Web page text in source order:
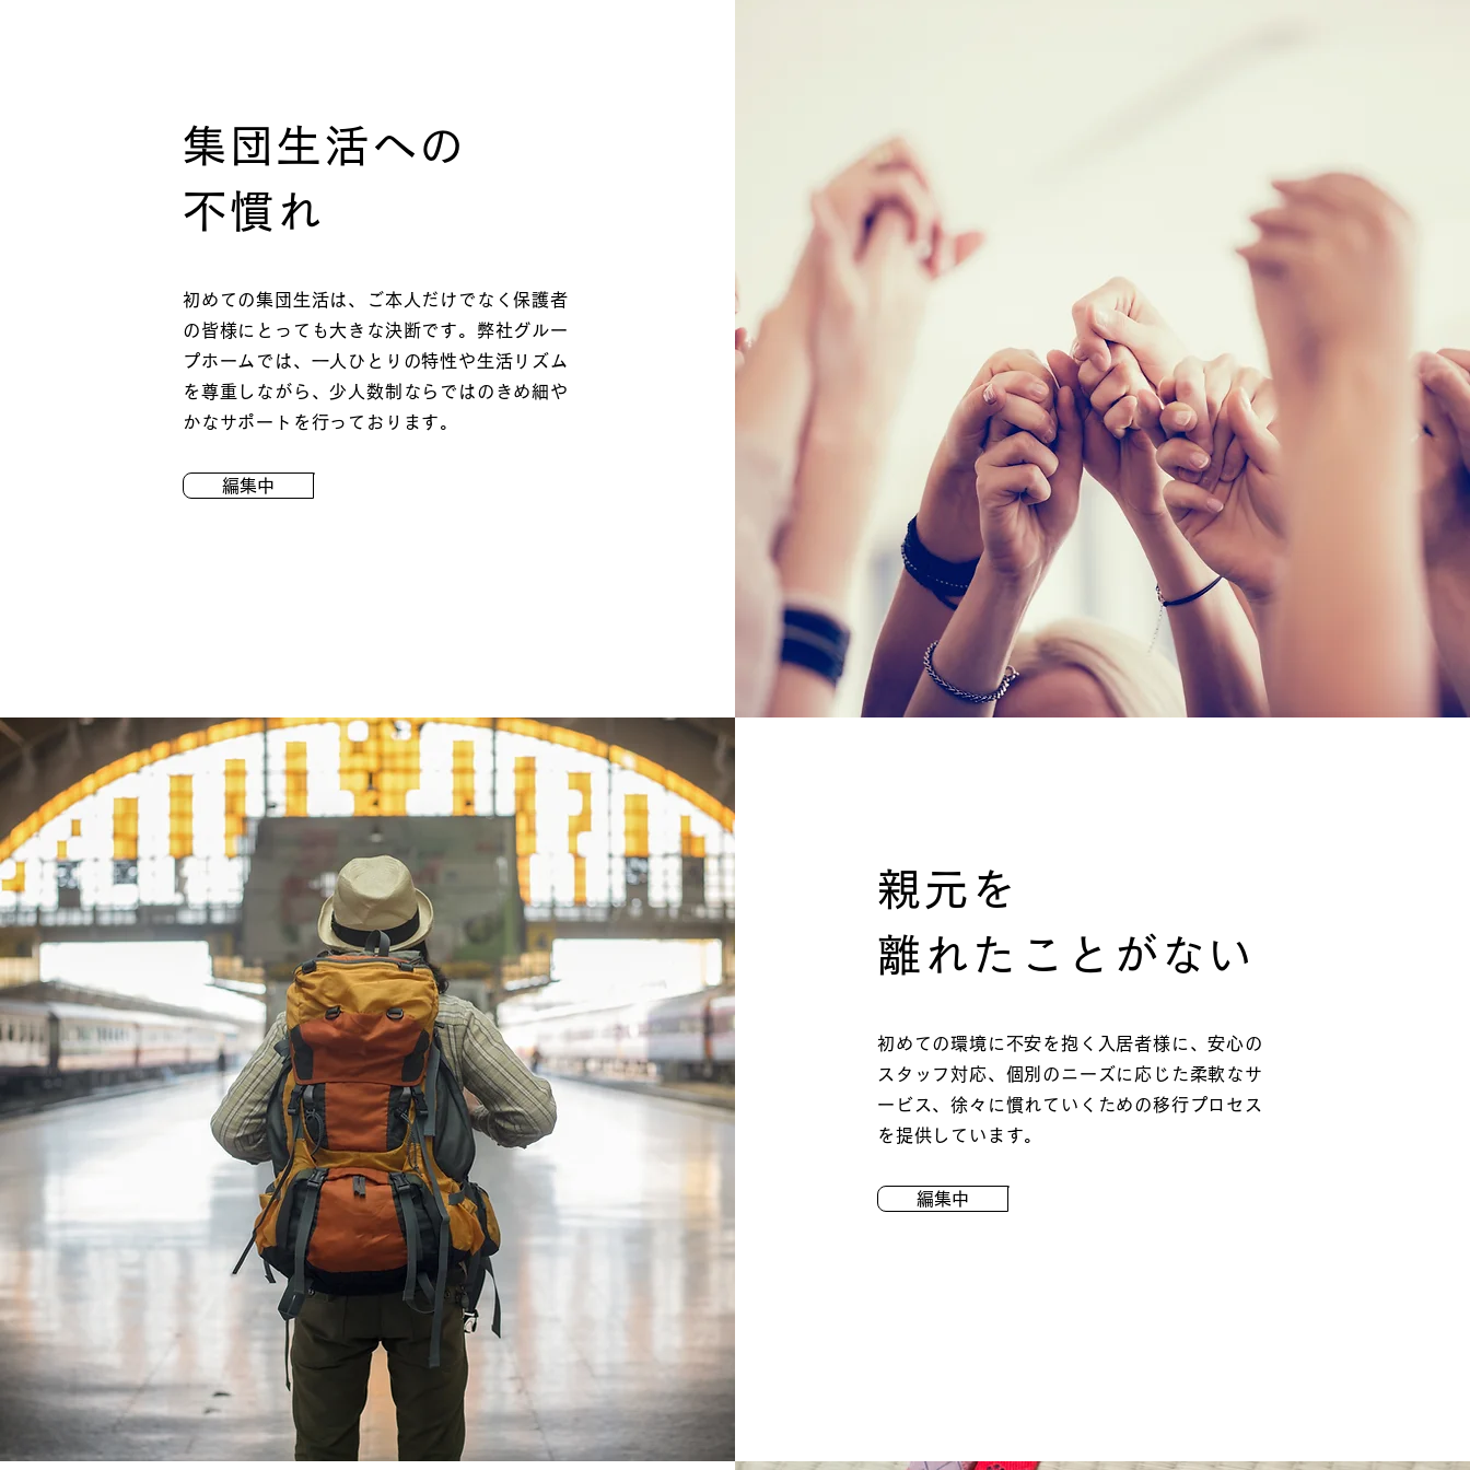
集団生活への
​不慣れ
初めての集団生活は、ご本人だけでなく保護者
の皆様にとっても大きな決断です。弊社グルー
プホームでは、一人ひとりの特性や生活リズム
を尊重しながら、少人数制ならではのきめ細や
かなサポートを行っております。
編集中
親元を
離れたことがない
初めての環境に不安を抱く入居者様に、安心の
スタッフ対応、個別のニーズに応じた柔軟なサ
ービス、徐々に慣れていくための移行プロセス
を提供しています。
編集中